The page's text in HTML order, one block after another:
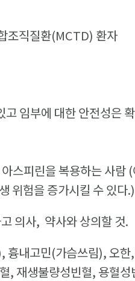
조직질환(MCTD) 환자
임부에 대한 안전성은
스피린을 복용하는 사람
위험을 증가시킬 수 있다.)
의사, 약사와 상의할 것.
흉내고민(가슴쓰림), 오
, 재생불량성빈혈, 용혈